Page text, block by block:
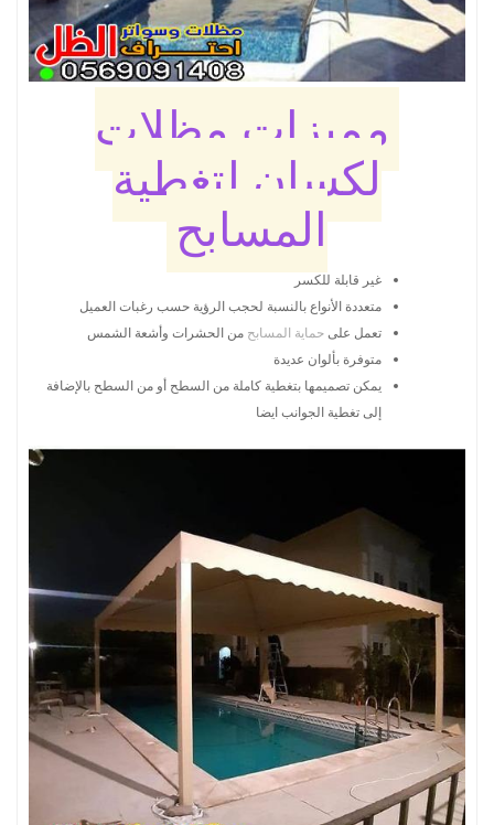
مميزات مظلات
لكسان لتغطية
المسابح
غير قابلة للكسر
متعددة الأنواع بالنسبة لحجب الرؤية حسب رغبات العميل
تعمل علىحماية المسابح من الحشرات وأشعة الشمس
متوفرة بألوان عديدة
يمكن تصميمها بتغطية كاملة من السطح أو من السطح بالإضافة
إلى تغطية الجوانب ايضا